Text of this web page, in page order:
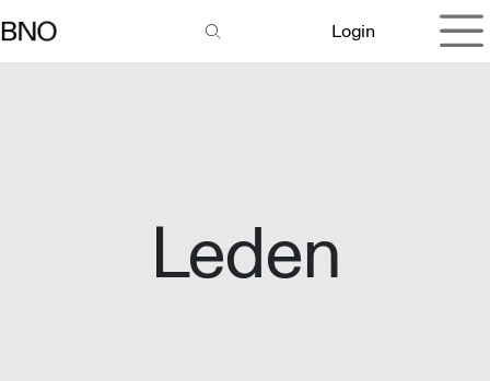
Login
Leden